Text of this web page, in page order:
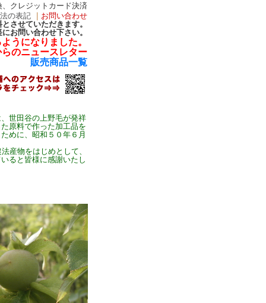
クレジットカード決済
の表記
お問い合わせ
させていただきます。
お問い合わせ下さい。
うになりました。
のニュースレター
販売商品一覧
世田谷の上野毛が発祥
原料で作った加工品を
めに、昭和５０年６月
産物をはじめとして、
ると皆様に感謝いたし